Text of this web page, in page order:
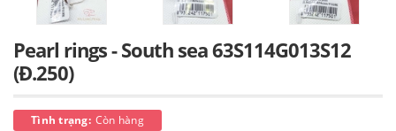
Pearl rings - South sea 63S114G013S12
(Đ.250)
Tình trạng: Còn hàng